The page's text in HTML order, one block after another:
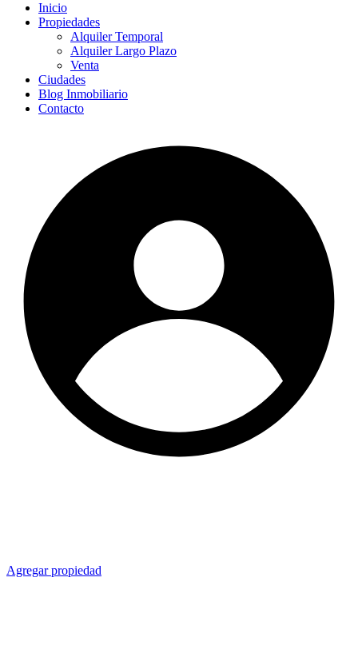
Inicio
Propiedades
Alquiler Temporal
Alquiler Largo Plazo
Venta
Ciudades
Blog Inmobiliario
Contacto
Agregar propiedad